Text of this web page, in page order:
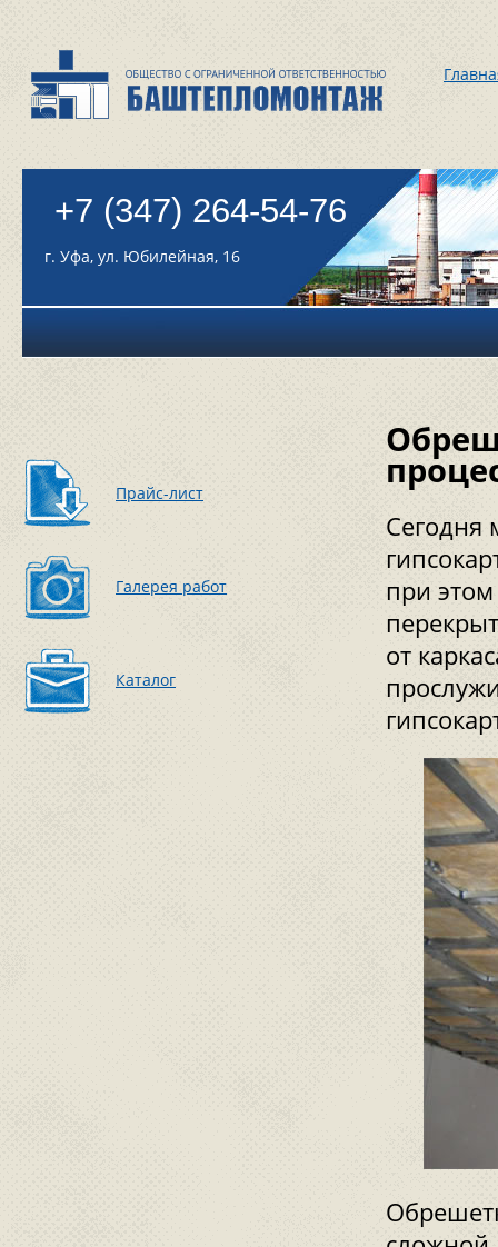
+7 (347) 264-54-76
г. Уфа, ул. Юбилейная, 16
Прайс-лист
Галерея работ
Каталог
Сегодня
при
от